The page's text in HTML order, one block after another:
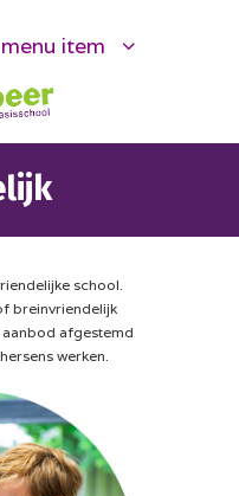
item
school.
breinvriendelijk
afgestemd
werken.